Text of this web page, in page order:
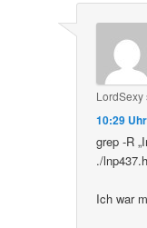
LordSexy
10:29 Uhr
grep -R
./
Ich war